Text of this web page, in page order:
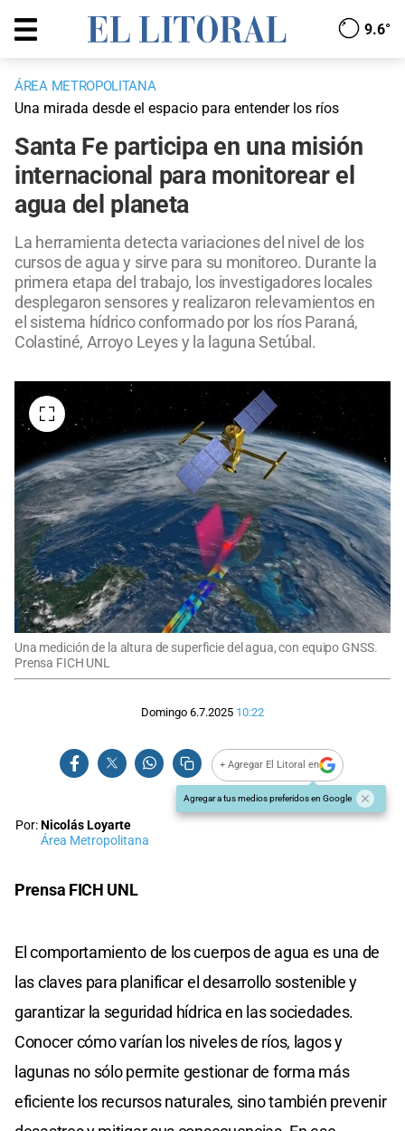
9.6°
ÁREA METROPOLITANA
Una mirada desde el espacio para entender los ríos
Santa Fe participa en una misión
internacional para monitorear el
agua del planeta
La herramienta detecta variaciones del nivel de los
cursos de agua y sirve para su monitoreo. Durante la
primera etapa del trabajo, los investigadores locales
desplegaron sensores y realizaron relevamientos en
el sistema hídrico conformado por los ríos Paraná,
Colastiné, Arroyo Leyes y la laguna Setúbal.
Una medición de la altura de superficie del agua, con equipo GNSS.
Prensa FICH UNL
Domingo 6.7.2025 10:22
+ Agregar El Litoral en
Agregar a tus medios preferidos en Google
Por:Nicolás Loyarte
Área Metropolitana
Prensa FICH UNL
El comportamiento de los cuerpos de agua es una de
las claves para planificar el desarrollo sostenible y
garantizar la seguridad hídrica en las sociedades.
Conocer cómo varían los niveles de ríos, lagos y
lagunas no sólo permite gestionar de forma más
eficiente los recursos naturales, sino también prevenir